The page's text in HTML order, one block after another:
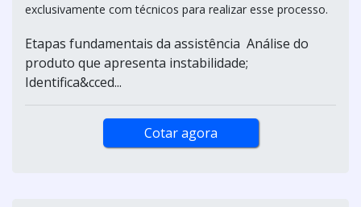
exclusivamente com técnicos para realizar esse processo.
Etapas fundamentais da assistência Análise do
produto que apresenta instabilidade;
Identifica&cced...
Cotar agora